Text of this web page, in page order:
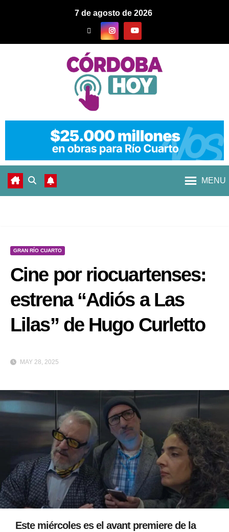
7 de agosto de 2026
MENU
GRAN RÍO CUARTO
Cine por riocuartenses:
estrena “Adiós a Las
Lilas” de Hugo Curletto
MAY 28, 2025
Este miércoles es el avant premiere de la